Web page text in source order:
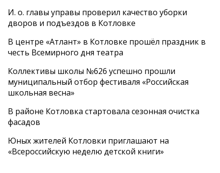
И. о. главы управы проверил качество уборки
дворов и подъездов в Котловке
В центре «Атлант» в Котловке прошёл праздник в
честь Всемирного дня театра
Коллективы школы №626 успешно прошли
муниципальный отбор фестиваля «Российская
школьная весна»
В районе Котловка стартовала сезонная очистка
фасадов
Юных жителей Котловки приглашают на
«Всероссийскую неделю детской книги»